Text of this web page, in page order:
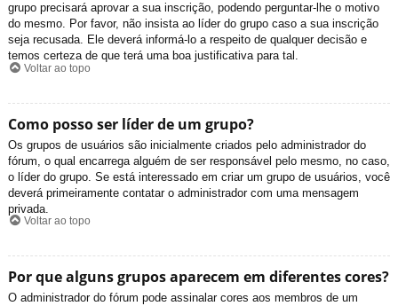
grupo precisará aprovar a sua inscrição, podendo perguntar-lhe o motivo
do mesmo. Por favor, não insista ao líder do grupo caso a sua inscrição
seja recusada. Ele deverá informá-lo a respeito de qualquer decisão e
temos certeza de que terá uma boa justificativa para tal.
Voltar ao topo
Como posso ser líder de um grupo?
Os grupos de usuários são inicialmente criados pelo administrador do
fórum, o qual encarrega alguém de ser responsável pelo mesmo, no caso,
o líder do grupo. Se está interessado em criar um grupo de usuários, você
deverá primeiramente contatar o administrador com uma mensagem
privada.
Voltar ao topo
Por que alguns grupos aparecem em diferentes cores?
O administrador do fórum pode assinalar cores aos membros de um